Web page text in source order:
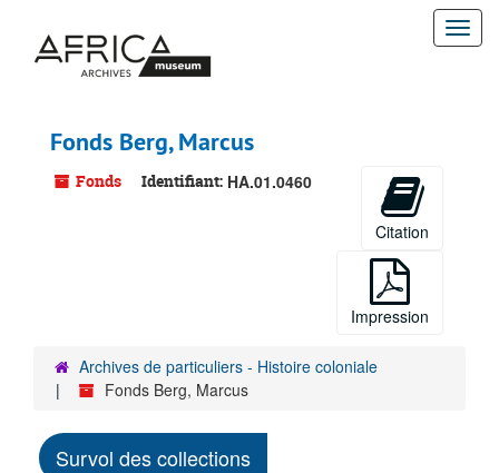
contenu
Fonds Berg, Marcus
Fonds Identifiant: HA.01.0460
Citation
Impression
Archives de particuliers - Histoire coloniale
Fonds Berg, Marcus
Survol des collections